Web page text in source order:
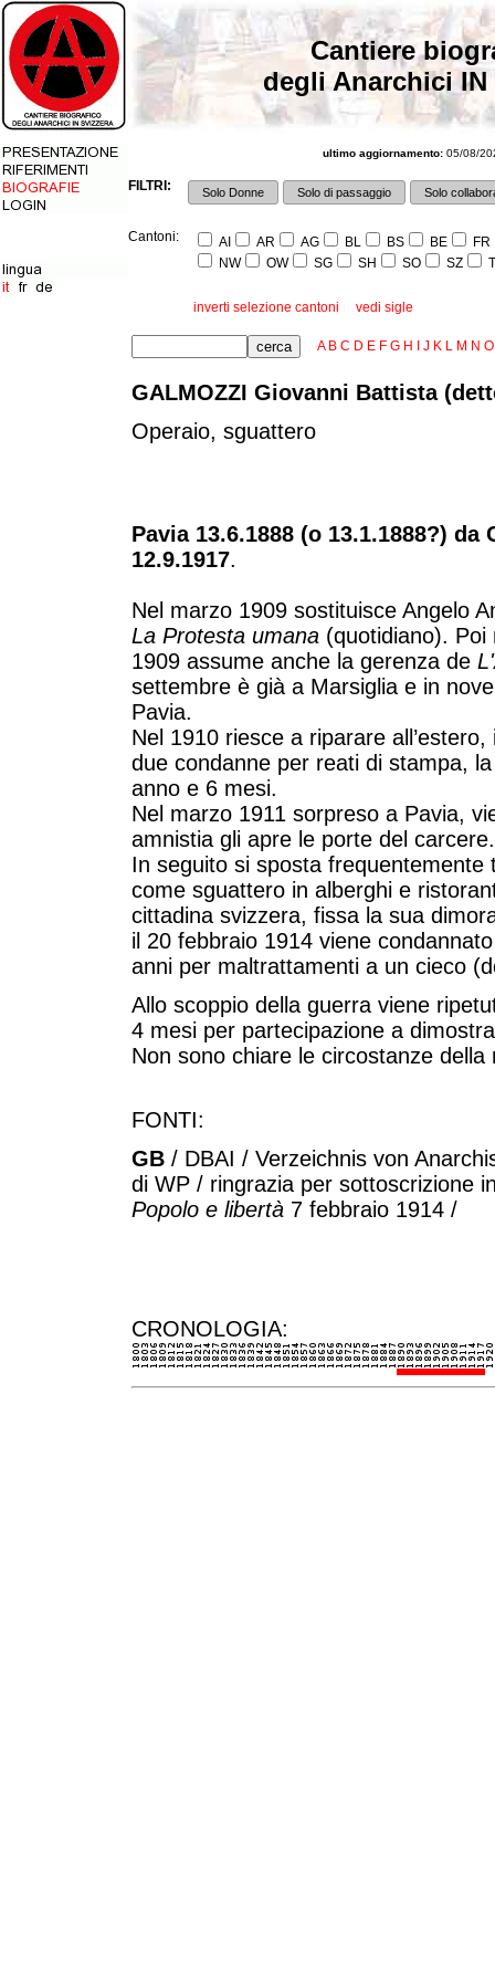
Cantiere
degli Anarchici IN
ultimo aggiornamento: 05/08/
FILTRI: Solo Donne Solo di passaggio Solo
Cantoni: AI AR AG BL BS BE
FR
NW
OW SG SH SO SZ
inverti selezione cantoni vedi sigle
A B C D E F G H J K L M N O
GALMOZZI Giovanni Battista
Operaio, sguattero
Pavia 13.6.1888 (o 13.1.1888?)
12.9.1917.
Nel marzo 1909 sostituisce Angelo
La Protesta umana (quotidiano).
1909 assume anche la gerenza de
settembre è già a Marsiglia e in
Pavia.
Nel 1910 riesce a riparare
due condanne per reati di stampa,
anno e 6 mesi.
Nel marzo 1911 sorpreso a Pavia,
amnistia gli apre le porte del carcere.
In seguito si sposta
come sguattero in alberghi e
cittadina svizzera, fissa la sua
il 20 febbraio 1914 viene
anni per maltrattamenti a un cieco
Allo scoppio della guerra viene
4 mesi per partecipazione a
Non sono chiare le circostanze della
FONTI:
GB / DBAI / Verzeichnis von
di WP / ringrazia per sottoscrizione
Popolo e libertà 7 febbraio 1914 /
CRONOLOGIA: